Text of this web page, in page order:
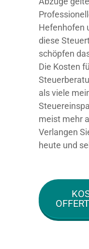
Hefenhofen
diese
schöpfen
Die Kosten
als viele
meist mehr
Verlangen
heute und